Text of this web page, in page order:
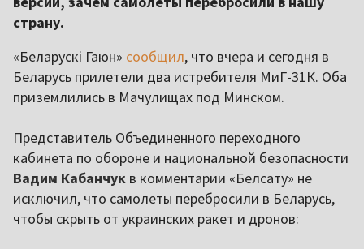
страну.
«Беларускі Гаюн» сообщил, что вчера и сегодня в
Беларусь прилетели два истребителя МиГ-31К. Оба
приземлились в Мачулищах под Минском.
Представитель Объединенного переходного
кабинета по обороне и национальной безопасности
Вадим Кабанчук в комментарии «Белсату» не
исключил, что самолеты перебросили в Беларусь,
чтобы скрыть от украинских ракет и дронов: